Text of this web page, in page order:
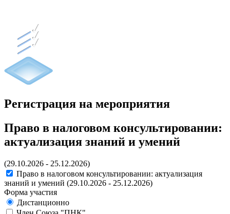
Регистрация на мероприятия
Право в налоговом консультировании:
актуализация знаний и умений
(29.10.2026 - 25.12.2026)
Право в налоговом консультировании: актуализация
знаний и умений (29.10.2026 - 25.12.2026)
Форма участия
Дистанционно